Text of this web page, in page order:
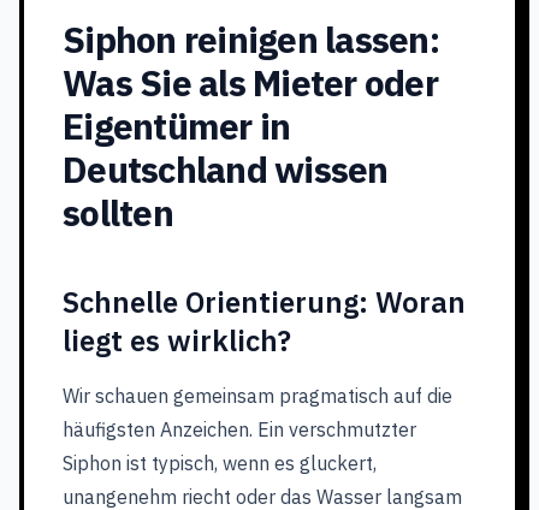
Siphon reinigen lassen:
Was Sie als Mieter oder
Eigentümer in
Deutschland wissen
sollten
Schnelle Orientierung: Woran
liegt es wirklich?
Wir schauen gemeinsam pragmatisch auf die
häufigsten Anzeichen. Ein verschmutzter
Siphon ist typisch, wenn es gluckert,
unangenehm riecht oder das Wasser langsam